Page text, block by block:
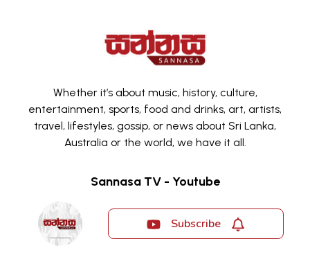
Whether it’s about music, history, culture,
entertainment, sports, food and drinks, art, artists,
travel, lifestyles, gossip, or news about Sri Lanka,
Australia or the world, we have it all.
Sannasa TV - Youtube
Subscribe